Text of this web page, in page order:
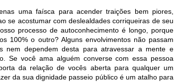
uma faísca para acender traições bem piores,
se acostumar com deslealdades corriqueiras de seu
processo de autoconhecimento é longo, porque
100% o outro? Alguns envolvimentos não passam
nem dependem desta para atravessar a mente e
Se você ama alguém converse com essa pessoa
da relação de vocês aberta para qualquer um
da sua dignidade passeio público é um atalho para